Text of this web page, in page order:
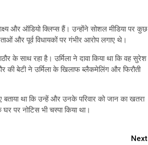
और ऑडियो क्लिप्स हैं। उन्होंने सोशल मीडिया पर कुछ
और पूर्व विधायकों पर गंभीर आरोप लगाए थे।
के साथ रहा है। उर्मिला ने दावा किया था कि वह सुरेश
की बेटी ने उर्मिला के खिलाफ ब्लैकमेलिंग और फिरौती
था कि उन्हें और उनके परिवार को जान का खतरा
पर नोटिस भी चस्पा किया था।
Next